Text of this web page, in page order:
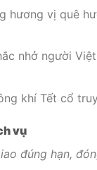
hương vị quê
nhở người
khí Tết cổ
vụ
đúng hạn,